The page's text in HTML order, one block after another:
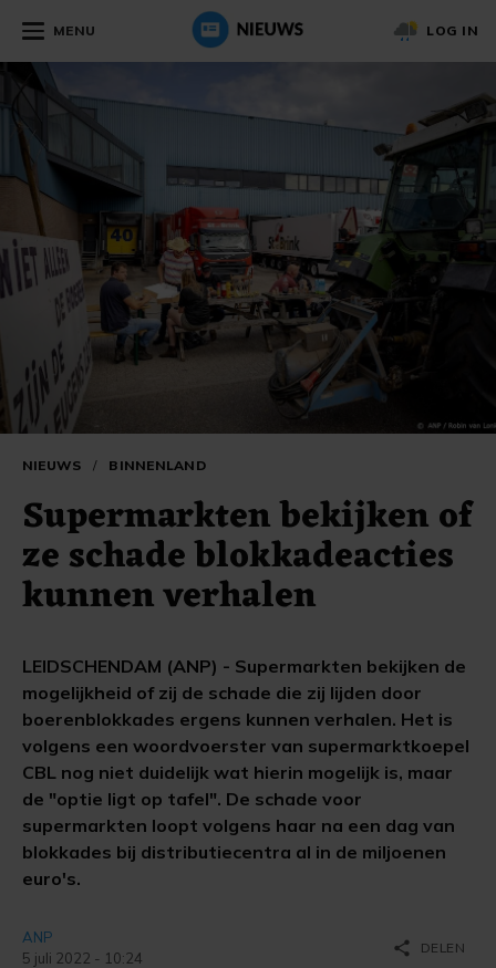
MENU LOG IN
NIEUWS / BINNENLAND
Supermarkten bekijken of
ze schade blokkadeacties
kunnen verhalen
LEIDSCHENDAM (ANP) - Supermarkten bekijken de
mogelijkheid of zij de schade die zij lijden door
boerenblokkades ergens kunnen verhalen. Het is
volgens een woordvoerster van supermarktkoepel
CBL nog niet duidelijk wat hierin mogelijk is, maar
de "optie ligt op tafel". De schade voor
supermarkten loopt volgens haar na een dag van
blokkades bij distributiecentra al in de miljoenen
euro's.
ANP
5 juli 2022 - 10:24
share DELEN